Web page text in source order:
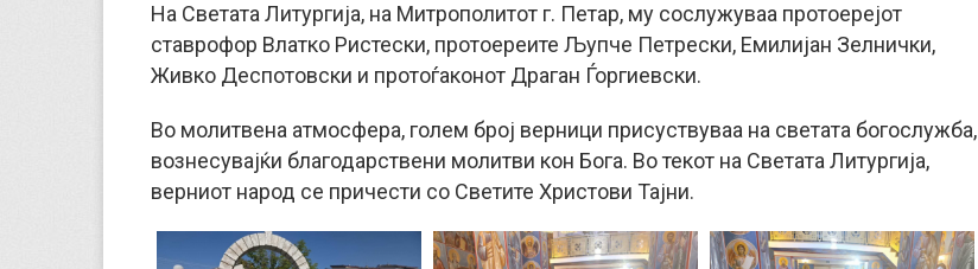
На Светата Литургија, на Митрополитот г. Петар, му сослужуваа протоерејот
ставрофор Влатко Ристески, протоереите Љупче Петрески, Емилијан Зелнички,
Живко Деспотовски и протоѓаконот Драган Ѓоргиевски.
Во молитвена атмосфера, голем број верници присуствуваа на светата богослужба,
вознесувајќи благодарствени молитви кон Бога. Во текот на Светата Литургија,
верниот народ се причести со Светите Христови Тајни.